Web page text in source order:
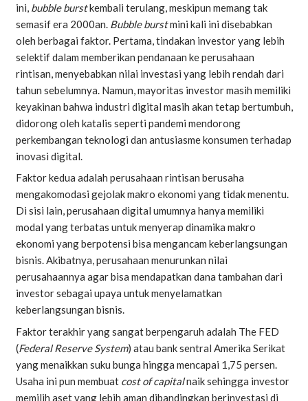
ini, bubble burstkembali terulang, meskipun memang tak
semasif era 2000an. Bubble burstmini kali ini disebabkan
oleh berbagai faktor. Pertama, tindakan investor yang lebih
selektif dalam memberikan pendanaan ke perusahaan
rintisan, menyebabkan nilai investasi yang lebih rendah dari
tahun sebelumnya. Namun, mayoritas investor masih memiliki
keyakinan bahwa industri digital masih akan tetap bertumbuh,
didorong oleh katalis seperti pandemi mendorong
perkembangan teknologi dan antusiasme konsumen terhadap
inovasi digital.
Faktor kedua adalah perusahaan rintisan berusaha
mengakomodasi gejolak makro ekonomi yang tidak menentu.
Di sisi lain, perusahaan digital umumnya hanya memiliki
modal yang terbatas untuk menyerap dinamika makro
ekonomi yang berpotensi bisa mengancam keberlangsungan
bisnis. Akibatnya, perusahaan menurunkan nilai
perusahaannya agar bisa mendapatkan dana tambahan dari
investor sebagai upaya untuk menyelamatkan
keberlangsungan bisnis.
Faktor terakhir yang sangat berpengaruh adalah The FED
(Federal Reserve System) atau bank sentral Amerika Serikat
yang menaikkan suku bunga hingga mencapai 1,75 persen.
Usaha ini pun membuat cost of capitalnaik sehingga investor
memilih aset yang lebih aman dibandingkan berinvestasi di